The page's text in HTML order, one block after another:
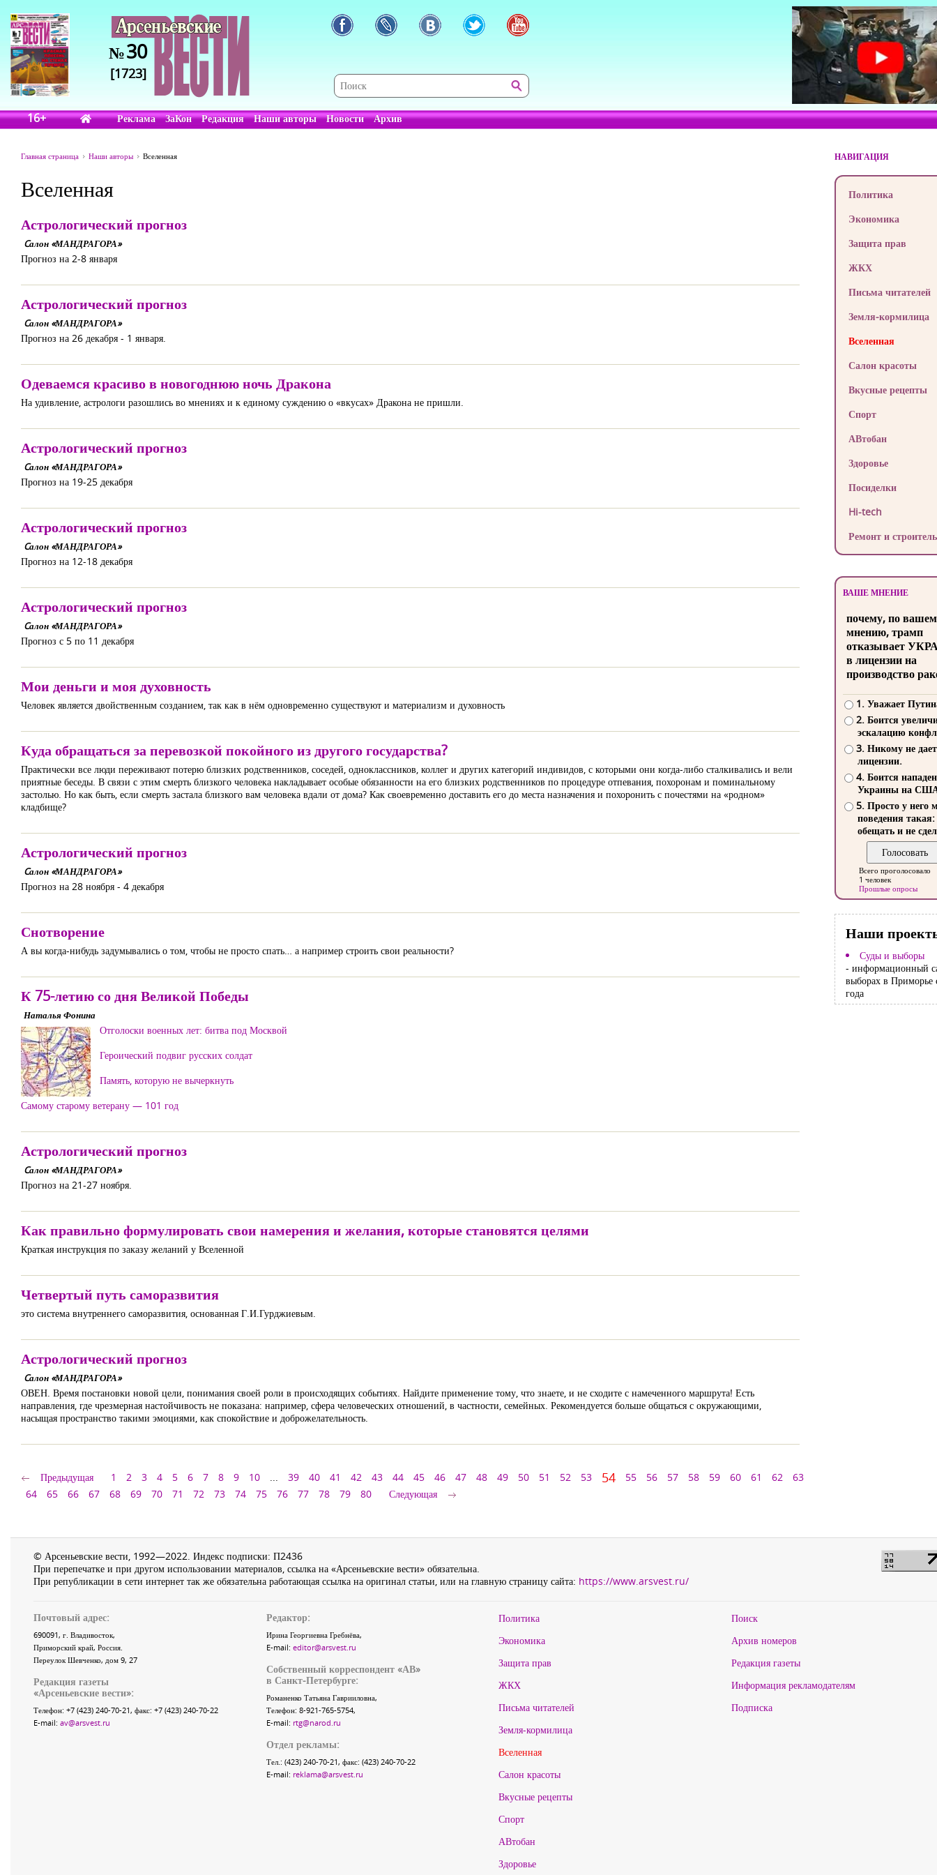
№30
[1723]
16+ Реклама ЗаКон Редакция Наши авторы Новости Архив
Главная страница Наши авторы Вселенная
Вселенная
Астрологический прогноз
Cалон «МАНДРАГОРА»
Прогноз на 2-8 января
Астрологический прогноз
Cалон «МАНДРАГОРА»
Прогноз на 26 декабря - 1 января.
Одеваемся красиво в новогоднюю ночь Дракона
На удивление, астрологи разошлись во мнениях и к единому суждению о «вкусах» Дракона не пришли.
Астрологический прогноз
Cалон «МАНДРАГОРА»
Прогноз на 19-25 декабря
Астрологический прогноз
Cалон «МАНДРАГОРА»
Прогноз на 12-18 декабря
Астрологический прогноз
Cалон «МАНДРАГОРА»
Прогноз с 5 по 11 декабря
Мои деньги и моя духовность
Человек является двойственным созданием, так как в нём одновременно существуют и материализм и духовность
Куда обращаться за перевозкой покойного из другого государства?
Практически все люди переживают потерю близких родственников, соседей, одноклассников, коллег и других категорий индивидов, с которыми они когда-либо сталкивались и вели
приятные беседы. В связи с этим смерть близкого человека накладывает особые обязанности на его близких родственников по процедуре отпевания, похоронам и поминальному
застолью. Но как быть, если смерть застала близкого вам человека вдали от дома? Как своевременно доставить его до места назначения и похоронить с почестями на «родном»
кладбище?
Астрологический прогноз
Cалон «МАНДРАГОРА»
Прогноз на 28 ноября - 4 декабря
Снотворение
А вы когда-нибудь задумывались о том, чтобы не просто спать… а например строить свои реальности?
К 75-летию со дня Великой Победы
Наталья Фонина
Отголоски военных лет: битва под Москвой
Героический подвиг русских солдат
Память, которую не вычеркнуть
Самому старому ветерану — 101 год
Астрологический прогноз
Cалон «МАНДРАГОРА»
Прогноз на 21-27 ноября.
Как правильно формулировать свои намерения и желания, которые становятся целями
Краткая инструкция по заказу желаний у Вселенной
Четвертый путь саморазвития
это система внутреннего саморазвития, основанная Г.И.Гурджиевым.
Астрологический прогноз
Cалон «МАНДРАГОРА»
ОВЕН. Время постановки новой цели, понимания своей роли в происходящих событиях. Найдите применение тому, что знаете, и не сходите с намеченного маршрута! Есть
направления, где чрезмерная настойчивость не показана: например, сфера человеческих отношений, в частности, семейных. Рекомендуется больше общаться с окружающими,
насыщая пространство такими эмоциями, как спокойствие и доброжелательность.
Предыдущая 1 2 3 4 5 6 7 8 9 10 ... 39 40 41 42 43 44 45 46 47 48 49 50 51 52 53 54 55 56 57 58 59 60 61 62
63
64
65 66 67 68 69 70 71 72 73 74 75 76 77 78 79 80 Следующая
НАВИГАЦИЯ
Политика
Экономика
Защита прав
ЖКХ
Письма читателей
Земля-кормилица
Вселенная
Салон красоты
Вкусные рецепты
Спорт
АВтобан
Здоровье
Посиделки
Hi-tech
Ремонт и
ВАШЕ МНЕНИЕ
почему, по
мнению, трамп
отказывает
в лицензии на
производство
1. Уважает
2. Боится
эскалацию
3. Никому не
лицензии.
4. Боится
Украины на
5. Просто у него
поведения такая:
обещать и не
Всего проголосовало
1 человек
Прошлые опросы
Наши
Суды и выборы
- информационный
выборах в Приморье
года
© Арсеньевские вести, 1992—2022. Индекс подписки: П2436
При перепечатке и при другом использовании материалов, ссылка на «Арсеньевские вести» обязательна.
При републикации в сети интернет так же обязательна работающая ссылка на оригинал статьи, или на главную страницу сайта: https://www.arsvest.ru/
Почтовый адрес:
690091, г. Владивосток,
Приморский край, Россия.
Переулок Шевченко, дом 9, 27
Редакция газеты
«Арсеньевские вести»:
Телефон: +7 (423) 240-70-21, факс: +7 (423) 240-70-22
E-mail: av@arsvest.ru
Редактор:
Ирина Георгиевна Гребнёва,
E-mail: editor@arsvest.ru
Собственный корреспондент «АВ»
в Санкт-Петербурге:
Романенко Татьяна Гаврииловна,
Телефон: 8-921-765-5754,
E-mail: rtg@narod.ru
Отдел рекламы:
Тел.: (423) 240-70-21, факс: (423) 240-70-22
E-mail: reklama@arsvest.ru
Политика
Экономика
Защита прав
ЖКХ
Письма читателей
Земля-кормилица
Вселенная
Салон красоты
Вкусные рецепты
Спорт
АВтобан
Здоровье
Поиск
Архив номеров
Редакция газеты
Информация рекламодателям
Подписка